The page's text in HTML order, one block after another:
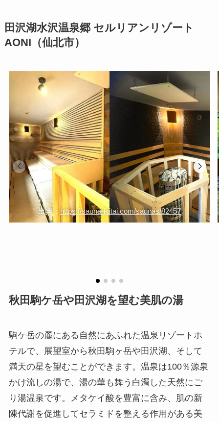
田沢湖水沢温泉郷 セルリアンリゾート
AONI（仙北市）
出典： https://sauna-ikitai.com/saunas/82457
秋田駒ケ岳や田沢湖を望む美肌の湯
駒ケ岳の麓にある自然にあふれた温泉リゾートホ
テルで、展望室から秋田駒ヶ岳や田沢湖、そして
満天の星を望むことができます。温泉は100％源泉
かけ流しの湯で、湯の華も舞う白濁した天然にご
り湯温泉です。メタケイ酸を豊富に含み、肌の新
陳代謝を促進してセラミドを整える作用がある美